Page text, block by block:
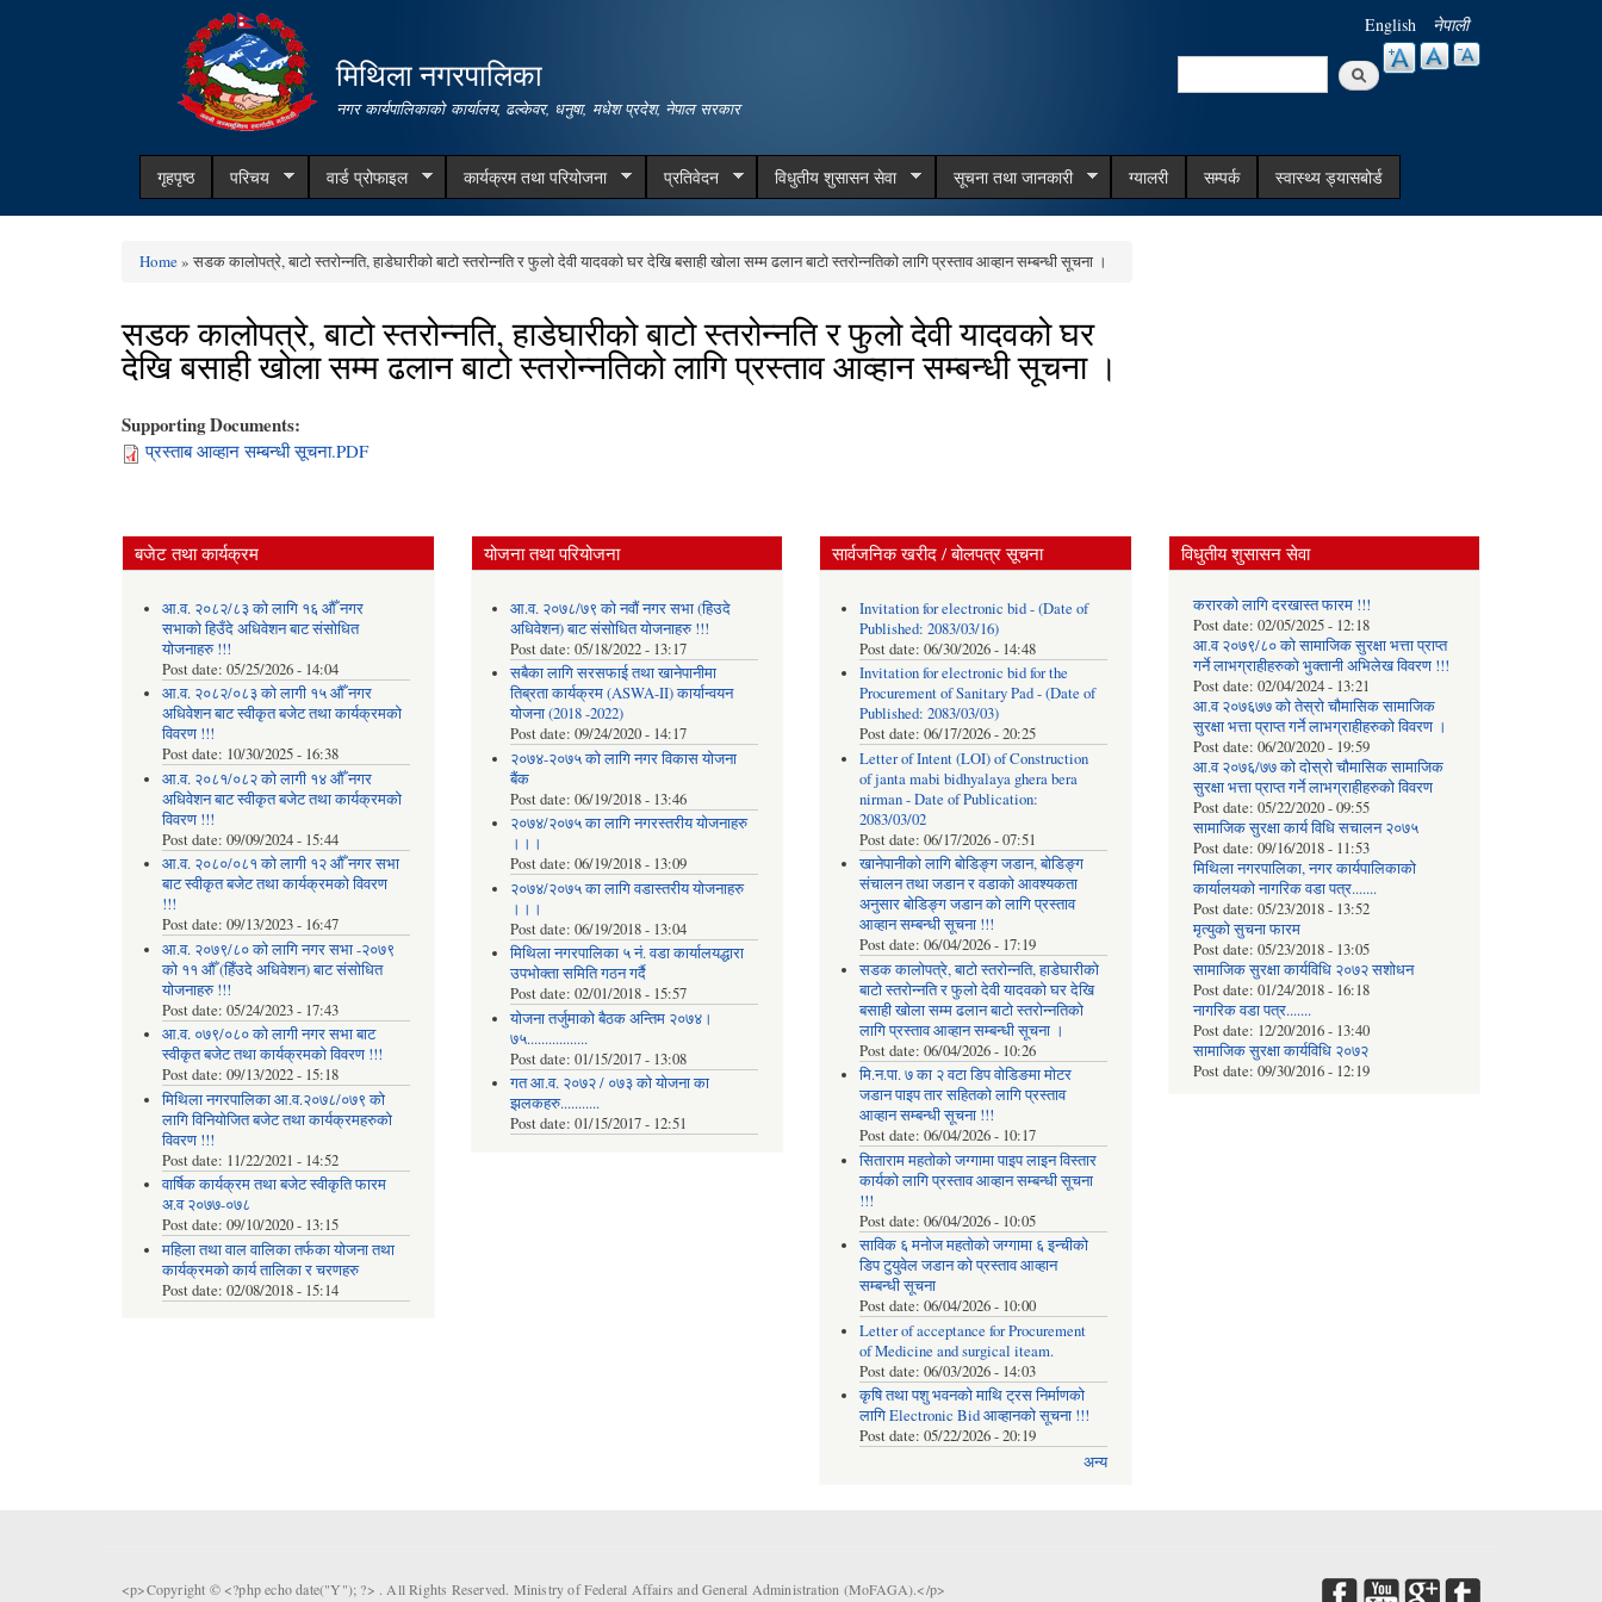
मिथिला नगरपालिका
नगर कार्यपालिकाको कार्यालय, ढल्केवर, धनुषा, मधेश प्रदेश, नेपाल सरकार
English नेपाली
Search
गृहपृष्ठ परिचय वार्ड प्रोफाइल कार्यक्रम तथा परियोजना प्रतिवेदन विधुतीय शुसासन सेवा सूचना तथा जानकारी ग्यालरी सम्पर्क स्वास्थ्य ड्यासबोर्ड
Home» सडक कालोपत्रे, बाटो स्तरोन्नति, हाडेघारीको बाटो स्तरोन्नति र फुलो देवी यादवको घर देखि बसाही खोला सम्म ढलान बाटो स्तरोन्नतिको लागि प्रस्ताव आव्हान सम्बन्धी सूचना ।
सडक कालोपत्रे, बाटो स्तरोन्नति, हाडेघारीको बाटो स्तरोन्नति र फुलो देवी यादवको घर
देखि बसाही खोला सम्म ढलान बाटो स्तरोन्नतिको लागि प्रस्ताव आव्हान सम्बन्धी सूचना ।
Supporting Documents:
प्रस्ताब आव्हान सम्बन्धी सूचना.PDF
बजेट तथा कार्यक्रम
आ.व. २०८२/८३ को लागि १६ औँ नगर
सभाको हिउँदे अधिवेशन बाट संसोधित
योजनाहरु !!!
Post date: 05/25/2026 - 14:04
आ.व. २०८२/०८३ को लागी १५ औँ नगर
अधिवेशन बाट स्वीकृत बजेट तथा कार्यक्रमको
विवरण !!!
Post date: 10/30/2025 - 16:38
आ.व. २०८१/०८२ को लागी १४ औँ नगर
अधिवेशन बाट स्वीकृत बजेट तथा कार्यक्रमको
विवरण !!!
Post date: 09/09/2024 - 15:44
आ.व. २०८०/०८१ को लागी १२ औँ नगर सभा
बाट स्वीकृत बजेट तथा कार्यक्रमको विवरण
!!!
Post date: 09/13/2023 - 16:47
आ.व. २०७९/८० को लागि नगर सभा -२०७९
को ११ औँ (हिँउदे अधिवेशन) बाट संसोधित
योजनाहरु !!!
Post date: 05/24/2023 - 17:43
आ.व. ०७९/०८० को लागी नगर सभा बाट
स्वीकृत बजेट तथा कार्यक्रमको विवरण !!!
Post date: 09/13/2022 - 15:18
मिथिला नगरपालिका आ.व.२०७८/०७९ को
लागि विनियोजित बजेट तथा कार्यक्रमहरुको
विवरण !!!
Post date: 11/22/2021 - 14:52
वार्षिक कार्यक्रम तथा बजेट स्वीकृति फारम
अ.व २०७७-०७८
Post date: 09/10/2020 - 13:15
महिला तथा वाल वालिका तर्फका याेजना तथा
कार्यक्रमकाे कार्य तालिका र चरणहरु
Post date: 02/08/2018 - 15:14
योजना तथा परियोजना
आ.व. २०७८/७९ को नवौं नगर सभा (हिउदे
अधिवेशन) बाट संसोधित योजनाहरु !!!
Post date:05/18/2022 - 13:17
सबैका लागि सरसफाई तथा खानेपानीमा
तिब्रता कार्यक्रम (ASWA-II) कार्यान्वयन
योजना (2018 -2022)
Post date:09/24/2020 - 14:17
२०७४-२०७५ को लागि नगर विकास योजना
बैंक
Post date:06/19/2018 - 13:46
२०७४/२०७५ का लागि नगरस्तरीय योजनाहरु
।।।
Post date:06/19/2018 - 13:09
२०७४/२०७५ का लागि वडास्तरीय योजनाहरु
।।।
Post date:06/19/2018 - 13:04
मिथिला नगरपालिका ५ नं. वडा कार्यालयद्धारा
उपभोक्ता समिति गठन गर्दै
Post date:02/01/2018 - 15:57
याेजना तर्जुमाकाे बैठक अन्तिम २०७४।
७५.................
Post date:01/15/2017 - 13:08
गत आ.व. २०७२ / ०७३ को योजना का
झलकहरु...........
Post date:01/15/2017 - 12:51
सार्वजनिक खरीद / बोलपत्र सूचना
Invitation for electronic bid - (Date of
Published: 2083/03/16)
Post date: 06/30/2026 - 14:48
Invitation for electronic bid for the
Procurement of Sanitary Pad - (Date of
Published: 2083/03/03)
Post date: 06/17/2026 - 20:25
Letter of Intent (LOI) of Construction
of janta mabi bidhyalaya ghera bera
nirman - Date of Publication:
2083/03/02
Post date: 06/17/2026 - 07:51
खानेपानीको लागि बोडिङ्ग जडान, बोडिङ्ग
संचालन तथा जडान र वडाको आवश्यकता
अनुसार बोडिङ्ग जडान को लागि प्रस्ताव
आव्हान सम्बन्धी सूचना !!!
Post date: 06/04/2026 - 17:19
सडक कालोपत्रे, बाटो स्तरोन्नति, हाडेघारीको
बाटो स्तरोन्नति र फुलो देवी यादवको घर देखि
बसाही खोला सम्म ढलान बाटो स्तरोन्नतिको
लागि प्रस्ताव आव्हान सम्बन्धी सूचना ।
Post date: 06/04/2026 - 10:26
मि.न.पा. ७ का २ वटा डिप वोडिङमा मोटर
जडान पाइप तार सहितको लागि प्रस्ताव
आव्हान सम्बन्धी सूचना !!!
Post date: 06/04/2026 - 10:17
सिताराम महतोको जग्गामा पाइप लाइन विस्तार
कार्यको लागि प्रस्ताव आव्हान सम्बन्धी सूचना
!!!
Post date: 06/04/2026 - 10:05
साविक ६ मनोज महतोको जग्गामा ६ इन्चीको
डिप टुयुवेल जडान को प्रस्ताव आव्हान
सम्बन्धी सूचना
Post date: 06/04/2026 - 10:00
Letter of acceptance for Procurement
of Medicine and surgical iteam.
Post date: 06/03/2026 - 14:03
कृषि तथा पशु भवनको माथि ट्रस निर्माणको
लागि Electronic Bid आव्हानको सूचना !!!
Post date: 05/22/2026 - 20:19
अन्य
विधुतीय शुसासन सेवा
करारको लागि दरखास्त फारम !!!
Post date: 02/05/2025 - 12:18
आ.व २०७९/८० को सामाजिक सुरक्षा भत्ता प्राप्त
गर्ने लाभग्राहीहरुको भुक्तानी अभिलेख विवरण !!!
Post date: 02/04/2024 - 13:21
आ.व २०७६७७ को तेस्रो चौमासिक सामाजिक
सुरक्षा भत्ता प्राप्त गर्ने लाभग्राहीहरुको विवरण ।
Post date: 06/20/2020 - 19:59
आ.व २०७६/७७ को दोस्रो चौमासिक सामाजिक
सुरक्षा भत्ता प्राप्त गर्ने लाभग्राहीहरुको विवरण
Post date: 05/22/2020 - 09:55
सामाजिक सुरक्षा कार्य विधि स‌चालन २०७५
Post date: 09/16/2018 - 11:53
मिथिला नगरपालिका, नगर कार्यपालिकाको
कार्यालयकाे नागरिक वडा पत्र.......
Post date: 05/23/2018 - 13:52
मृत्युको सुचना फारम
Post date: 05/23/2018 - 13:05
सामाजिक सुरक्षा कार्यविधि २०७२ स‌शाेधन
Post date: 01/24/2018 - 16:18
नागरिक वडा पत्र.......
Post date: 12/20/2016 - 13:40
सामाजिक सुरक्षा कार्यविधि २०७२
Post date: 09/30/2016 - 12:19
<p>Copyright © <?php echo date("Y"); ?> . All Rights Reserved. Ministry of Federal Affairs and General Administration (MoFAGA).</p>